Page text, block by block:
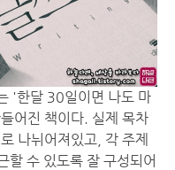
'한달 30일이면 나도 마
어진 책이다. 실제 목차
나뉘어져있고, 각 주제
할 수 있도록 잘 구성되어